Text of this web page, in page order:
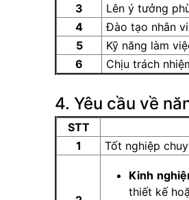
3
Lên ý tưởng
4
Đào tạo nhân
5
Kỹ năng làm
6
Chịu trách
4. Yêu cầu về
STT
1
Tốt nghiệp
Kinh
thiết kế